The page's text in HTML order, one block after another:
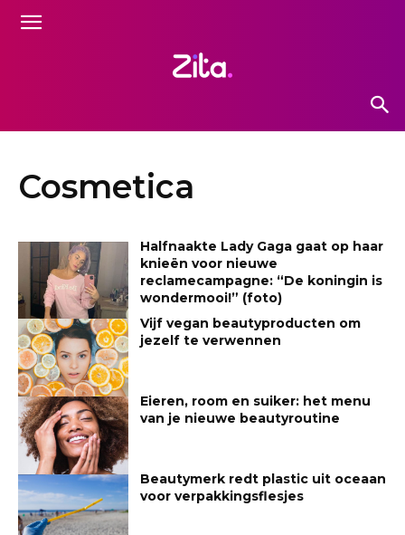
Cosmetica
Halfnaakte Lady Gaga gaat op haar
knieën voor nieuwe
reclamecampagne: “De koningin is
wondermooi!” (foto)
Vijf vegan beautyproducten om
jezelf te verwennen
Eieren, room en suiker: het menu
van je nieuwe beautyroutine
Beautymerk redt plastic uit oceaan
voor verpakkingsflesjes